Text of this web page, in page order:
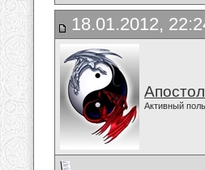
18.01.2012,
Апостол
Активный